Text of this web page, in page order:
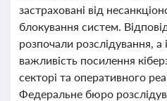
застраховані від
блокування систем.
розпочали розслідування,
важливість посилення
секторі та оперативного
Федеральне бюро